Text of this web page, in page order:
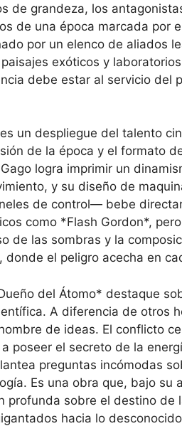
de grandeza, los
de una época marcada por
por un elenco de aliados
exóticos y
debe estar al servicio del
un despliegue del talento
de la época y el formato
logra imprimir un
y su diseño de
de control— bebe
como *Flash Gordon*,
de las sombras y la
donde el peligro acecha en
del Átomo* destaque
A diferencia de otros
de ideas. El conflicto
poseer el secreto de la
preguntas incómodas
Es una obra que, bajo su
profunda sobre el destino de
hacia lo